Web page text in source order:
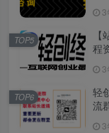
3
程
3
TOP5
轻
流
3
TOP6